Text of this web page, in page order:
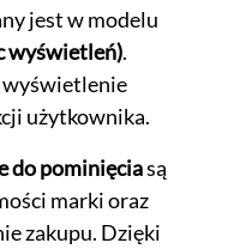
jest w modelu
wyświetleń).
wyświetlenie
użytkownika.
do pominięciasą
marki oraz
zakupu. Dzięki